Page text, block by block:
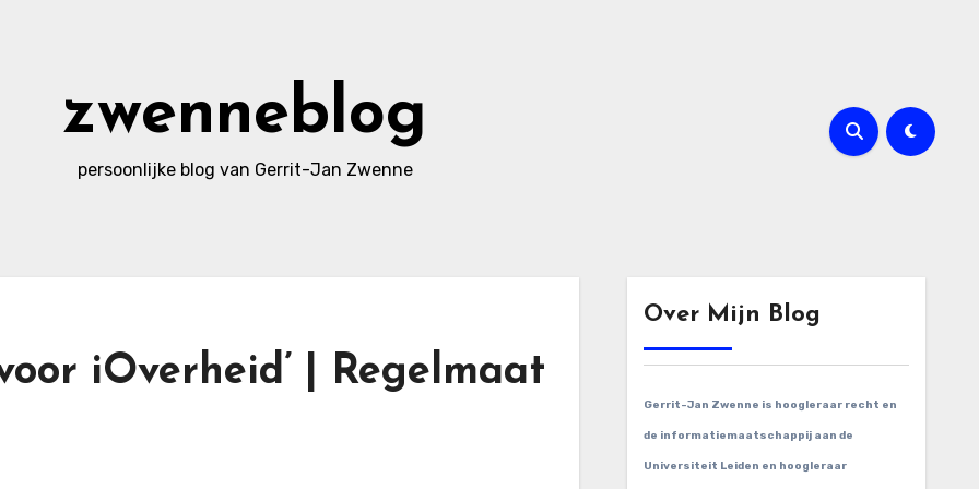
zwenneblog
persoonlijke blog van Gerrit-Jan Zwenne
iOverheid’ | Regelmaat
Over Mijn Blog
Gerrit-Jan Zwenne is hoogleraar recht en
de informatiemaatschappij aan de
Universiteit Leiden en hoogleraar